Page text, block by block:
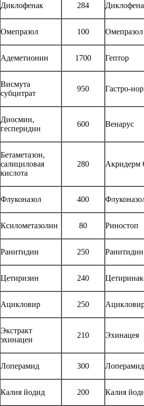
Диклофенак 284
Омепразол 100 Омепразол
Адеметионин 1700 Гептор
Висмута
субцитрат
950 Гастро-
Диосмин,
гесперидин
600 Венарус
Бетаметазон,
салициловая
кислота
280 Акридерм
Флуконазол 400
Ксилометазолин 80 Риностоп
Ранитидин 250 Ранитидин
Цетиризин 240
Ацикловир 250
Экстракт
эхинацеи
210 Эхинацея
Лоперамид 300 Лоперамид
Калия йодид 200 Калия